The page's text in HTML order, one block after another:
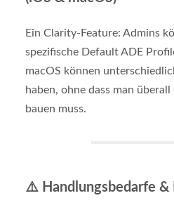
Ein Clarity-Feature: Admins
spezifische Default ADE
macOS können
haben, ohne dass man
bauen muss.
⚠️ Handlungsbedarfe &